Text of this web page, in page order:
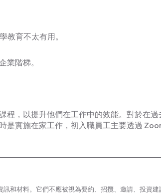
教育不太有用。
業階梯。
程，以提升他們在工作中的效能。對於在過
是實施在家工作，初入職員工主要透過
和材料。它們不應被視為要約、招攬、邀請、投資建